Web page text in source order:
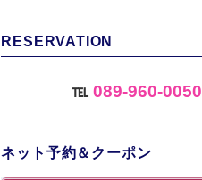
RESERVATION
℡089-960-0050
ネット予約＆クーポン